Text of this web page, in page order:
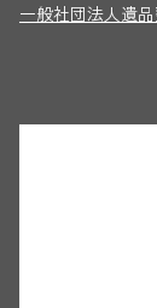
一般社団法人遺